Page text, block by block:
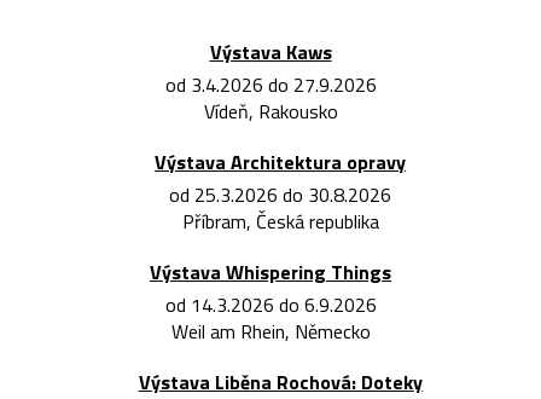
Výstava Kaws
od 3.4.2026 do 27.9.2026
Vídeň, Rakousko
Výstava Architektura opravy
od 25.3.2026 do 30.8.2026
Příbram, Česká republika
Výstava Whispering Things
od 14.3.2026 do 6.9.2026
Weil am Rhein, Německo
Výstava Liběna Rochová: Doteky